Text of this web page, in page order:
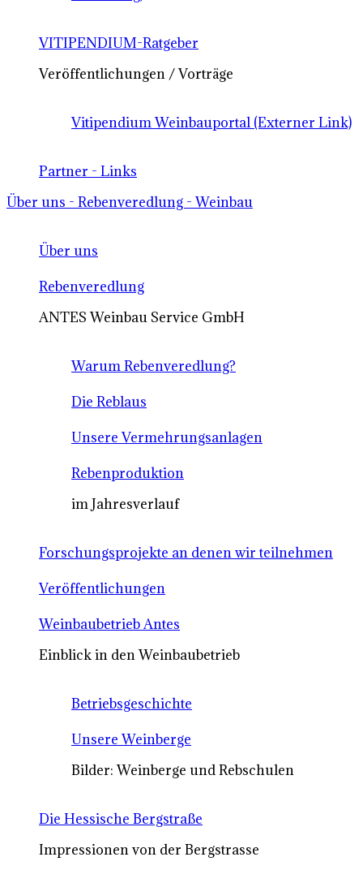
VITIPENDIUM-Ratgeber
Veröffentlichungen / Vorträge
Vitipendium Weinbauportal (Externer Link)
Partner - Links
Über uns - Rebenveredlung - Weinbau
Über uns
Rebenveredlung
ANTES Weinbau Service GmbH
Warum Rebenveredlung?
Die Reblaus
Unsere Vermehrungsanlagen
Rebenproduktion
im Jahresverlauf
Forschungsprojekte an denen wir teilnehmen
Veröffentlichungen
Weinbaubetrieb Antes
Einblick in den Weinbaubetrieb
Betriebsgeschichte
Unsere Weinberge
Bilder: Weinberge und Rebschulen
Die Hessische Bergstraße
Impressionen von der Bergstrasse